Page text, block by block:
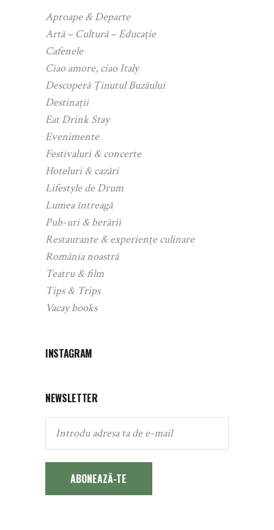
Aproape & Departe
Artă – Cultură – Educație
Cafenele
Ciao amore, ciao Italy
Descoperă Ținutul Buzăului
Destinații
Eat Drink Stay
Evenimente
Festivaluri & concerte
Hoteluri & cazări
Lifestyle de Drum
Lumea întreagă
Pub-uri & berării
Restaurante & experiențe culinare
România noastră
Teatru & film
Tips & Trips
Vacay books
INSTAGRAM
NEWSLETTER
ABONEAZĂ-TE